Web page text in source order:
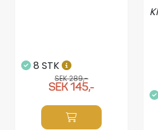
8 STK
SEK 289,-
SEK 145,-
Brandsläckare